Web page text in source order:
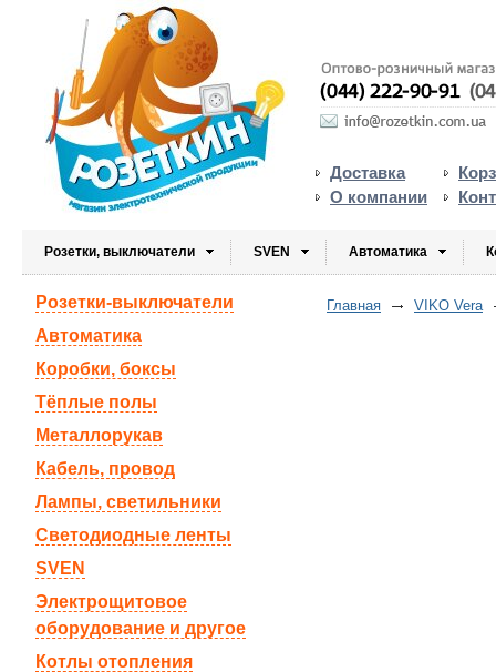
Доставка
О компании
Розетки, выключатели SVEN Автоматика
Главная VIKO Vera
Розетки-выключатели
Автоматика
Коробки, боксы
Тёплые полы
Металлорукав
Кабель, провод
Лампы, светильники
Светодиодные ленты
SVEN
Электрощитовое
оборудование и другое
Котлы отопления